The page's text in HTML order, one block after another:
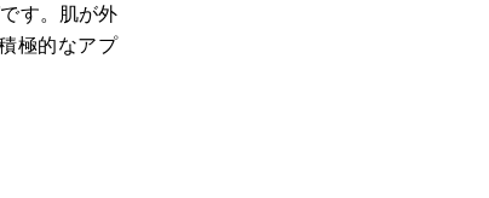
す。肌が外
極的なアプ